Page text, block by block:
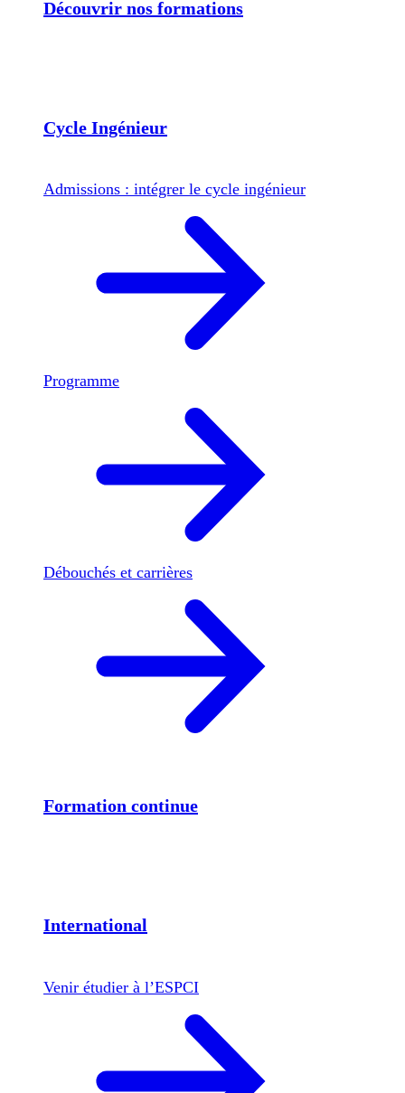
Découvrir nos formations
Cycle Ingénieur
Admissions : intégrer le cycle ingénieur
Programme
Débouchés et carrières
Formation continue
International
Venir étudier à l’ESPCI